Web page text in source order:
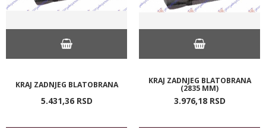
KRAJ ZADNJEG BLATOBRANA
5.431,36 RSD
KRAJ ZADNJEG BLATOBRANA
(2835 MM)
3.976,18 RSD